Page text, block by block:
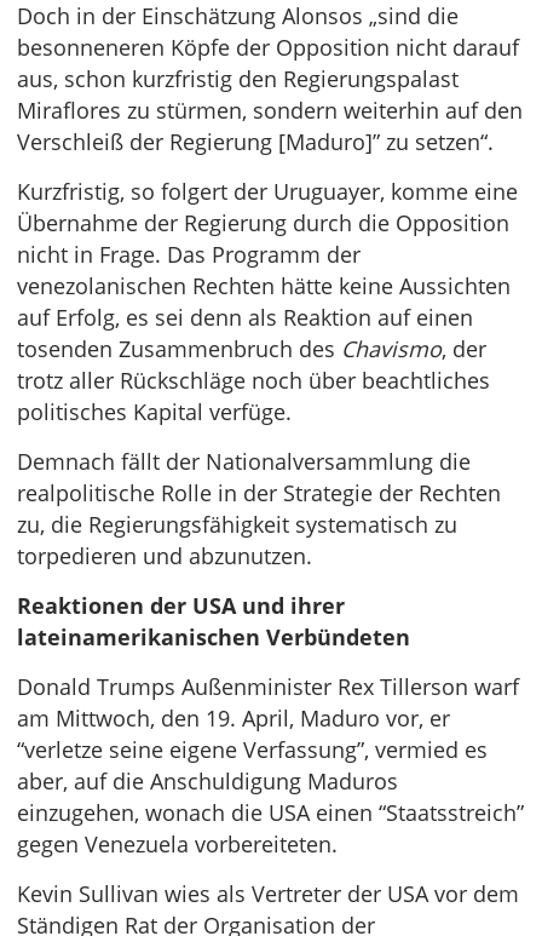
Doch in der Einschätzung Alonsos „sind die
besonneneren Köpfe der Opposition nicht darauf
aus, schon kurzfristig den Regierungspalast
Miraflores zu stürmen, sondern weiterhin auf den
Verschleiß der Regierung [Maduro]” zu setzen“.
Kurzfristig, so folgert der Uruguayer, komme eine
Übernahme der Regierung durch die Opposition
nicht in Frage. Das Programm der
venezolanischen Rechten hätte keine Aussichten
auf Erfolg, es sei denn als Reaktion auf einen
tosenden Zusammenbruch des Chavismo, der
trotz aller Rückschläge noch über beachtliches
politisches Kapital verfüge.
Demnach fällt der Nationalversammlung die
realpolitische Rolle in der Strategie der Rechten
zu, die Regierungsfähigkeit systematisch zu
torpedieren und abzunutzen.
Reaktionen der USA und ihrer
lateinamerikanischen Verbündeten
Donald Trumps Außenminister Rex Tillerson warf
am Mittwoch, den 19. April, Maduro vor, er
“verletze seine eigene Verfassung”, vermied es
aber, auf die Anschuldigung Maduros
einzugehen, wonach die USA einen “Staatsstreich”
gegen Venezuela vorbereiteten.
Kevin Sullivan wies als Vertreter der USA vor dem
Ständigen Rat der Organisation der